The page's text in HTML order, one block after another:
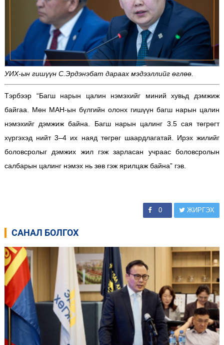
УИХ-ын гишүүн С.Эрдэнэбат дараах мэдээллийг өглөө.
Тэрбээр “Багш нарын цалин нэмэхийг миний хувьд дэмжиж
байгаа. Мөн МАН-ын бүлгийн олонх гишүүн багш нарын цалин
нэмэхийг дэмжиж байна. Багш нарын цалинг 3.5 сая төгрөгт
хүргэхэд нийт 3–4 их наяд төгрөг шаардлагатай. Ирэх жилийг
боловсролыг дэмжих жил гэж зарласан учраас боловсролын
салбарын цалинг нэмэх нь зөв гэж ярилцаж байна” гэв.
0 ЖИРГЭХ
САНАЛ БОЛГОХ